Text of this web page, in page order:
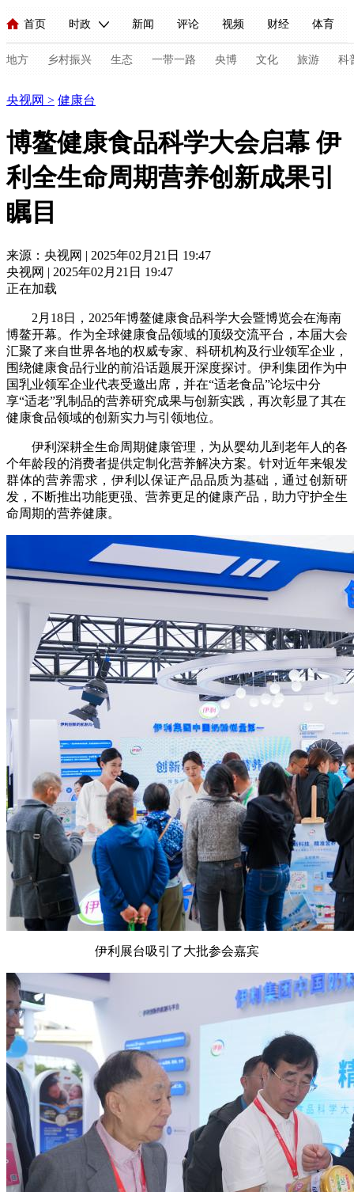
首页 时政 新闻 评论 视频 财经 体育
人民领袖习近平 联播+ 中国领导人 央视快评 习式妙语
直播 栏目大全 节目单 听音 微视频 主持人
海外频道 iPanda English Монгол
地方 乡村振兴 生态 一带一路 央博 文化 旅游 科
新闻 国内 国际 评论 经济 军事 科技
人民领袖习近平
视频
现场 前线 比划 快看
体育 直播 竞猜 2026年世界杯 2026年冬奥会
VIP会员 CCTV奥林匹克频道 生活体育大会 体育江湖
财经 教育 乡村振兴 生态环境 一带一路
大国智造 大国展会 大国保险 云顶对话 云起
CCTV.节目官网
央视网 > 健康台
博鳌健康食品科学大会启幕 伊
利全生命周期营养创新成果引
瞩目
来源：央视网 | 2025年02月21日 19:47
央视网 | 2025年02月21日 19:47
正在加载
2月18日，2025年博鳌健康食品科学大会暨博览会在海南
博鳌开幕。作为全球健康食品领域的顶级交流平台，本届大会
汇聚了来自世界各地的权威专家、科研机构及行业领军企业，
围绕健康食品行业的前沿话题展开深度探讨。伊利集团作为中
国乳业领军企业代表受邀出席，并在“适老食品”论坛中分
享“适老”乳制品的营养研究成果与创新实践，再次彰显了其在
健康食品领域的创新实力与引领地位。
伊利深耕全生命周期健康管理，为从婴幼儿到老年人的各
个年龄段的消费者提供定制化营养解决方案。针对近年来银发
群体的营养需求，伊利以保证产品品质为基础，通过创新研
发，不断推出功能更强、营养更足的健康产品，助力守护全生
命周期的营养健康。
伊利展台吸引了大批参会嘉宾